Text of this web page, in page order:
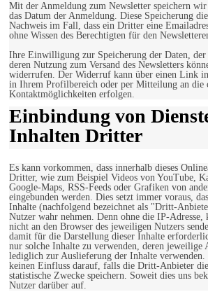
Mit der Anmeldung zum Newsletter speichern
das Datum der Anmeldung. Diese Speicherung
Nachweis im Fall, dass ein Dritter eine
ohne Wissen des Berechtigten für den
Ihre Einwilligung zur Speicherung der Daten,
deren Nutzung zum Versand des Newsletters
widerrufen. Der Widerruf kann über einen Link
in Ihrem Profilbereich oder per Mitteilung an die
Kontaktmöglichkeiten erfolgen.
Einbindung von
Inhalten Dritter
Es kann vorkommen, dass innerhalb dieses
Dritter, wie zum Beispiel Videos von YouTube,
Google-Maps, RSS-Feeds oder Grafiken von
eingebunden werden. Dies setzt immer voraus,
Inhalte (nachfolgend bezeichnet als "Dritt-
Nutzer wahr nehmen. Denn ohne die IP-Adresse,
nicht an den Browser des jeweiligen Nutzers
damit für die Darstellung dieser Inhalte
nur solche Inhalte zu verwenden, deren jeweilige
lediglich zur Auslieferung der Inhalte verwenden.
keinen Einfluss darauf, falls die Dritt-Anbieter
statistische Zwecke speichern. Soweit dies uns
Nutzer darüber auf.